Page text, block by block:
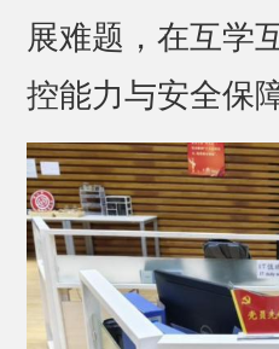
展难题，在互学
控能力与安全保